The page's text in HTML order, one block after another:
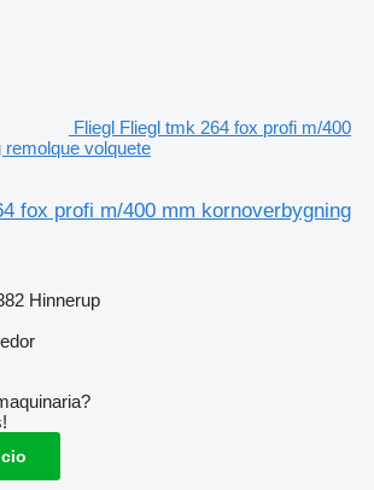
Fliegl Fliegl tmk 264 fox profi m/400
volquete
fox profi m/400 mm kornoverbygning
Hinnerup